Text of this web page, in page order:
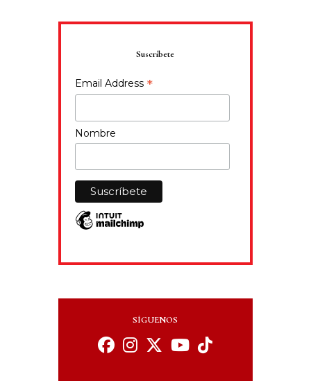
Suscríbete
Email Address *
Nombre
SÍGUENOS